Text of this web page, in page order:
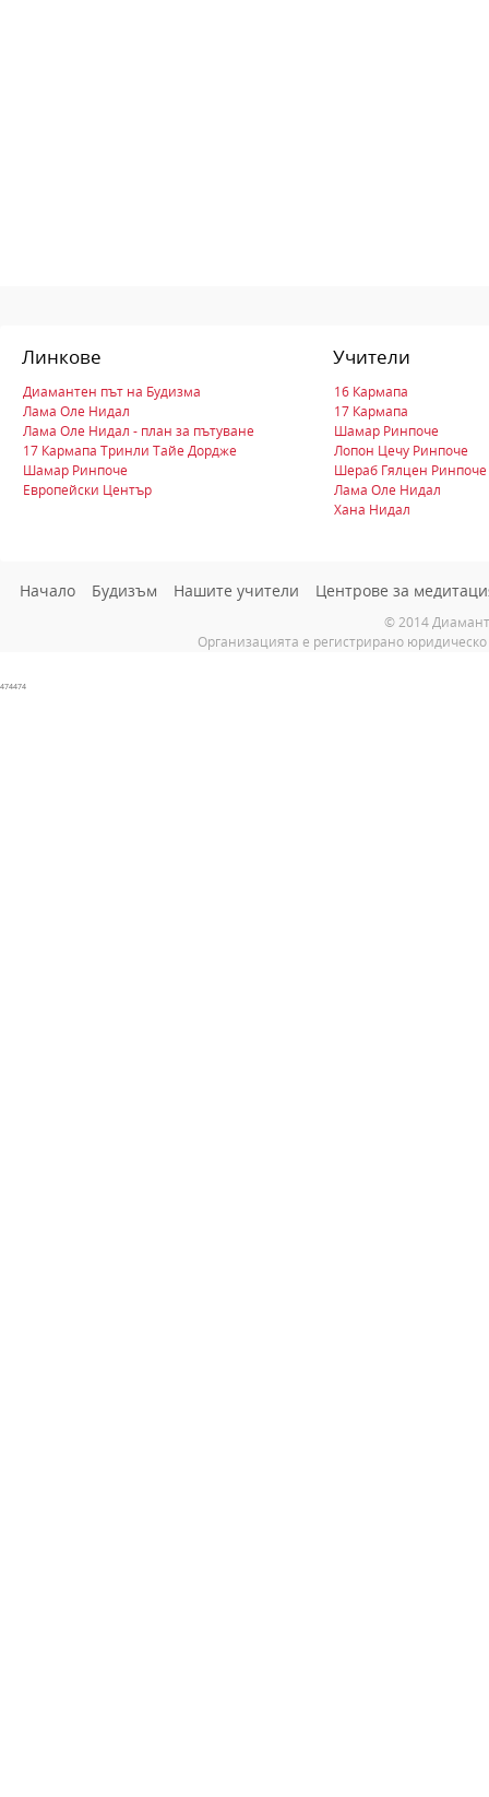
Линкове
Диамантен път на Будизма
Лама Оле Нидал
Лама Оле Нидал - план за пътуване
17 Кармапа Тринли Тайе Дордже
Шамар Ринпоче
Европейски Център
Учители
16 Кармапа
17 Кармапа
Шамар Ринпоче
Лопон Цечу Ринпоче
Шераб Гялцен Ринпоче
Лама Оле Нидал
Хана Нидал
Начало Будизъм Нашите учители Центрове за
© 2014
Организацията е регистрирано
474474